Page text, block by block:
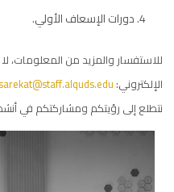
دورات الإسعاف الأولي.
للاستفسار والمزيد من المعلومات، لا
الإلكتروني: sarekat@staff.alquds.edu
نتطلع إلى رؤيتكم ومشاركتكم في